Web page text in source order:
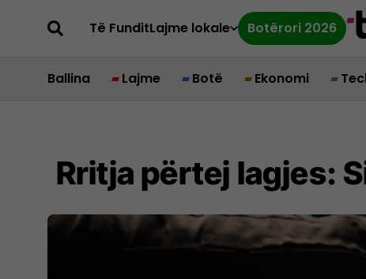
Të FunditLajme lokale Botërori 2026
Ballina Lajme Botë Ekonomi
Rritja përtej lagjes: